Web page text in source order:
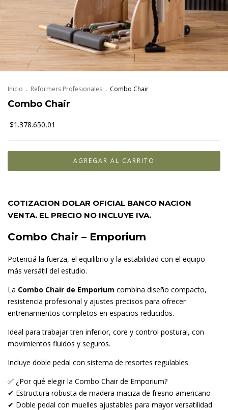
Inicio . Reformers Profesionales . Combo Chair
Combo Chair
$1.378.650,01
COTIZACION DOLAR OFICIAL BANCO NACION
VENTA. EL PRECIO NO INCLUYE IVA.
Combo Chair – Emporium
Potenciá la fuerza, el equilibrio y la estabilidad con el equipo
más versátil del estudio.
La Combo Chair de Emporium combina diseño compacto,
resistencia profesional y ajustes precisos para ofrecer
entrenamientos completos en espacios reducidos.
Ideal para trabajar tren inferior, core y control postural, con
movimientos fluidos y seguros.
Incluye doble pedal con sistema de resortes regulables.
✅ ¿Por qué elegir la Combo Chair de Emporium?
✔ Estructura robusta de madera maciza de fresno americano
✔ Doble pedal con muelles ajustables para mayor versatilidad